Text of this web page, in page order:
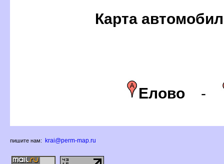
Карта
Елово-
пишите нам: krai@perm-map.ru